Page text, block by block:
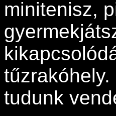
minitenisz,
tudunk